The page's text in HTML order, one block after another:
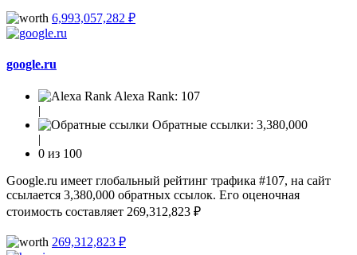
6,993,057,282 ₽
google.ru
Alexa Rank: 107
|
Обратные ссылки: 3,380,000
|
0 из 100
Google.ru имеет глобальный рейтинг трафика #107, на сайт
ссылается 3,380,000 обратных ссылок. Его оценочная
стоимость составляет 269,312,823 ₽
269,312,823 ₽